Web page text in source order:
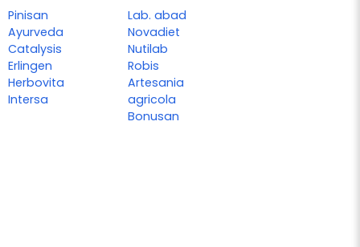
Pinisan
Ayurveda
Catalysis
Erlingen
Herbovita
Intersa
Lab. abad
Novadiet
Nutilab
Robis
Artesania
agricola
Bonusan